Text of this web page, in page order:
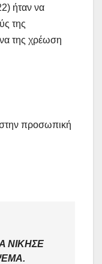
ήταν να
της
της χρέωση
προσωπική
ΝΙΚΗΣΕ